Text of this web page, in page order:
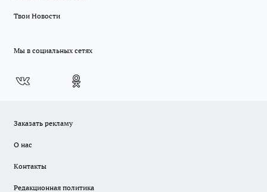
Твои Новости
Мы в социальных сетях
Заказать рекламу
О нас
Контакты
Редакционная политика